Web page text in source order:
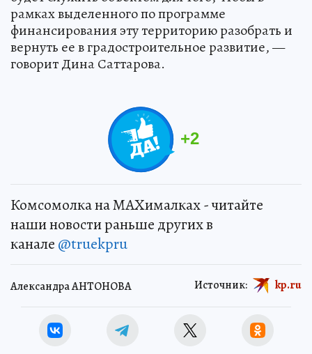
рамках выделенного по программе
финансирования эту территорию разобрать и
вернуть ее в градостроительное развитие, —
говорит Дина Саттарова.
+2
Комсомолка на MAXималках - читайте
наши новости раньше других в
канале @truekpru
Александра АНТОНОВА Источник: kp.ru